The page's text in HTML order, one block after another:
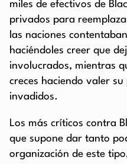
miles de efectivos de
privados para
las naciones
haciéndoles creer que
involucrados, mientras
creces haciendo valer su
invadidos.
Los más críticos contra
que supone dar tanto
organización de este